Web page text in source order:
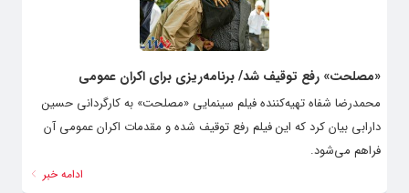
«مصلحت» رفع توقیف شد/ برنامه‌ریزی برای اکران عمومی
محمدرضا شفاه تهیه‌کننده فیلم سینمایی «مصلحت» به کارگردانی حسین
دارابی بیان کرد که این فیلم رفع توقیف شده و مقدمات اکران عمومی آن
فراهم می‌شود.
ادامه خبر